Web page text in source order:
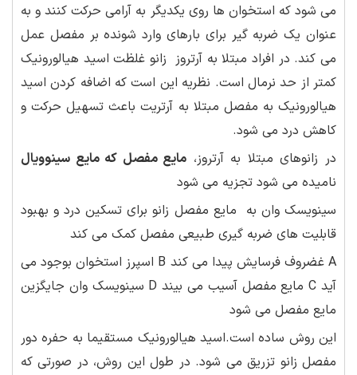
می شود که استخوان ها روی یکدیگر به آرامی حرکت کنند و به
عنوان یک ضربه گیر برای بارهای وارد شونده بر مفصل عمل
می کند. در افراد مبتلا به آرتروز زانو غلظت اسید هیالورونیک
کمتر از حد نرمال است. نظریه این است که اضافه کردن اسید
هیالورونیک به مفصل مبتلا به آرتریت باعث تسهیل حرکت و
کاهش درد می شود.
در زانوهای مبتلا به آرتروز، مایع مفصل که مایع سینوویال
نامیده می شود تجزیه می شود
سینویسک وان به مایع مفصل زانو برای تسکین درد و بهبود
قابلیت های ضربه گیری طبیعی مفصل کمک می کند
A غضروف فرسایش پیدا می کند B اسپرز استخوان بوجود می
آید C مایع مفصل آسیب می بیند D سینویسک وان جایگزین
مایع مفصل می شود
این روش ساده است.اسید هیالورونیک مستقیما به حفره دور
مفصل زانو تزریق می شود. در طول این روش، در صورتی که